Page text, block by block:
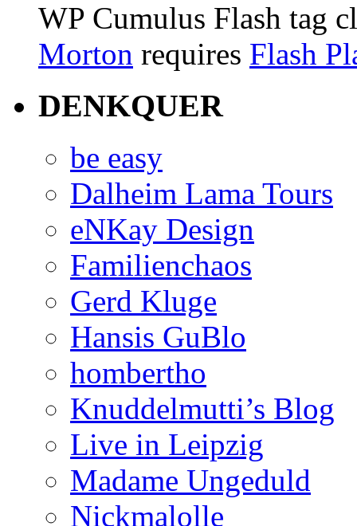
WP Cumulus Flash tag
Morton requires Flash
DENKQUER
be easy
Dalheim Lama Tours
eNKay Design
Familienchaos
Gerd Kluge
Hansis GuBlo
hombertho
Knuddelmutti’s Blog
Live in Leipzig
Madame Ungeduld
Nickmalolle